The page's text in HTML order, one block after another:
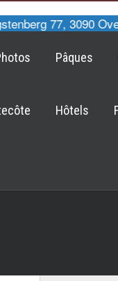
77, 3090
Pâques
Hôtels